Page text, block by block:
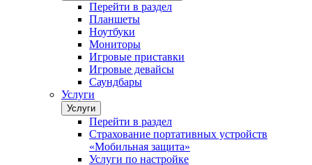
Перейти в раздел
Планшеты
Ноутбуки
Мониторы
Игровые приставки
Игровые девайсы
Саундбары
Услуги
Услуги
Перейти в раздел
Страхование портативных устройств
«Мобильная защита»
Услуги по настройке